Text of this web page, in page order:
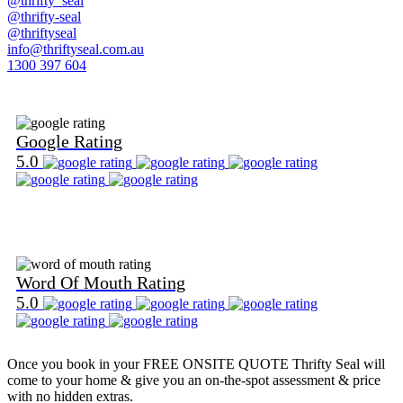
@thrifty-seal
@thriftyseal
info@thriftyseal.com.au
1300 397 604
Google Rating
5.0
Word Of Mouth Rating
5.0
Once you book in yourFREE ONSITE QUOTE Thrifty Seal will
come to your home & give you an on-the-spot assessment & price
with no hidden extras.